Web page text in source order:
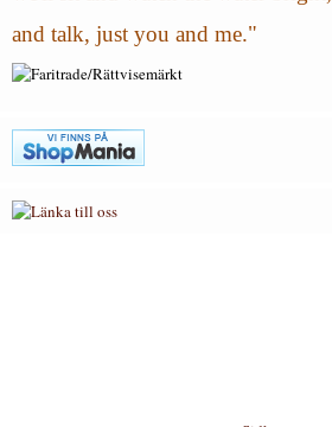
and talk, just you and me."